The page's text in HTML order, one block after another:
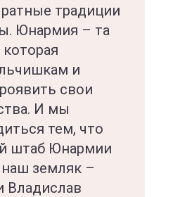
традиции
Юнармия – та
которая
и
свои
И мы
тем, что
штаб Юнармии
наш земляк –
Владислав